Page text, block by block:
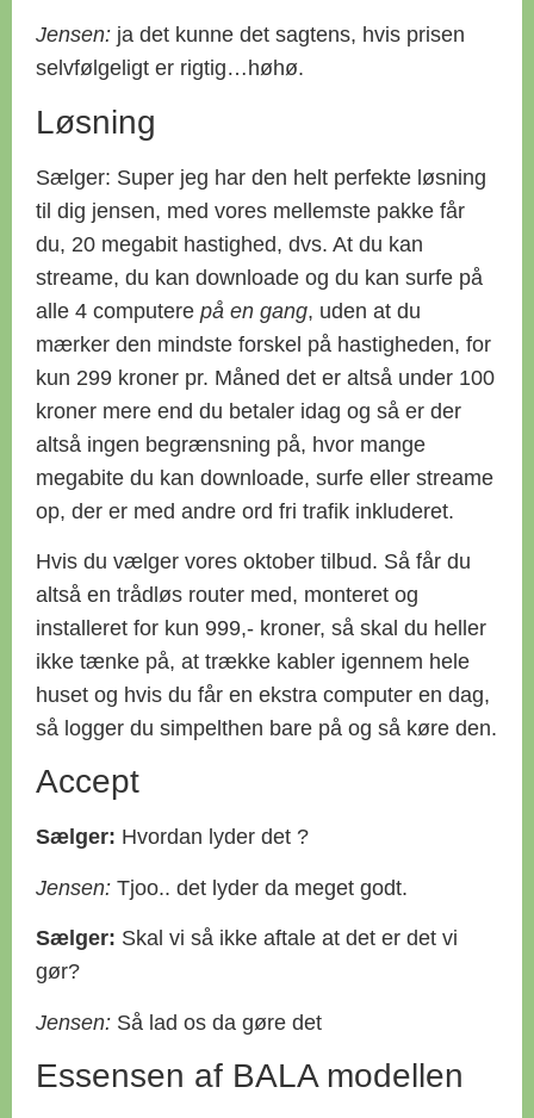
Jensen: ja det kunne det sagtens, hvis prisen
selvfølgeligt er rigtig…høhø.
Løsning
Sælger: Super jeg har den helt perfekte løsning
til dig jensen, med vores mellemste pakke får
du, 20 megabit hastighed, dvs. At du kan
streame, du kan downloade og du kan surfe på
alle 4 computere på en gang, uden at du
mærker den mindste forskel på hastigheden, for
kun 299 kroner pr. Måned det er altså under 100
kroner mere end du betaler idag og så er der
altså ingen begrænsning på, hvor mange
megabite du kan downloade, surfe eller streame
op, der er med andre ord fri trafik inkluderet.
Hvis du vælger vores oktober tilbud. Så får du
altså en trådløs router med, monteret og
installeret for kun 999,- kroner, så skal du heller
ikke tænke på, at trække kabler igennem hele
huset og hvis du får en ekstra computer en dag,
så logger du simpelthen bare på og så køre den.
Accept
Sælger: Hvordan lyder det ?
Jensen: Tjoo.. det lyder da meget godt.
Sælger: Skal vi så ikke aftale at det er det vi
gør?
Jensen: Så lad os da gøre det
Essensen af BALA modellen